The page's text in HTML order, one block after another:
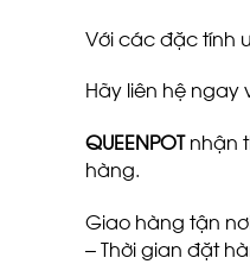
Với các đặc tính
Hãy liên hệ ngay
QUEENPOTnhận
hàng.
Giao hàng tận
– Thời gian đặt